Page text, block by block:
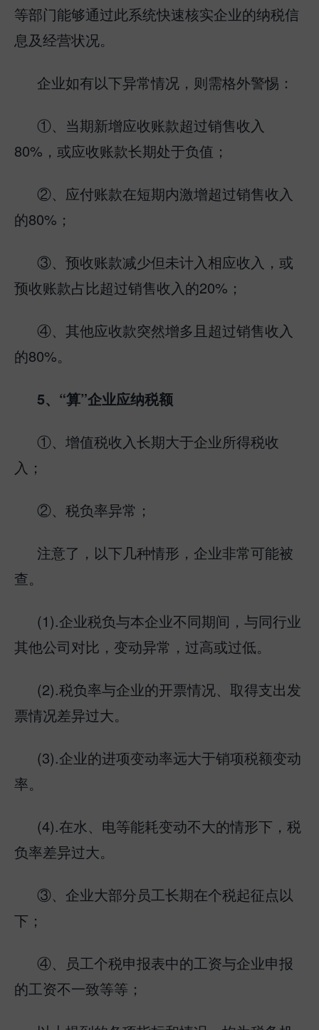
等部门能够通过此系统快速核实企业的纳税信
息及经营状况。
企业如有以下异常情况，则需格外警惕：
①、当期新增应收账款超过销售收入
80%，或应收账款长期处于负值；
②、应付账款在短期内激增超过销售收入
的80%；
③、预收账款减少但未计入相应收入，或
预收账款占比超过销售收入的20%；
④、其他应收款突然增多且超过销售收入
的80%。
5、“算”企业应纳税额
①、增值税收入长期大于企业所得税收
入；
②、税负率异常；
注意了，以下几种情形，企业非常可能被
查。
(1).企业税负与本企业不同期间，与同行业
其他公司对比，变动异常，过高或过低。
(2).税负率与企业的开票情况、取得支出发
票情况差异过大。
(3).企业的进项变动率远大于销项税额变动
率。
(4).在水、电等能耗变动不大的情形下，税
负率差异过大。
③、企业大部分员工长期在个税起征点以
下；
④、员工个税申报表中的工资与企业申报
的工资不一致等等；